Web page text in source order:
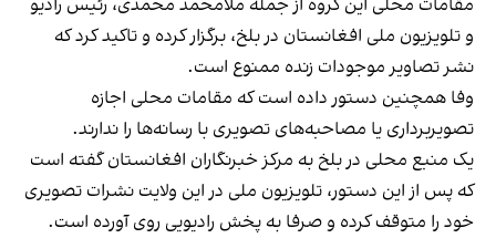
مقامات محلی این گروه از جمله ملامحمد محمدی، رئیس رادیو
و تلویزیون ملی افغانستان در بلخ، برگزار کرده و تاکید کرد که
نشر تصاویر موجودات زنده ممنوع است.
وفا همچنین دستور داده است که مقامات محلی اجازه
تصویربرداری یا مصاحبه‌های تصویری با رسانه‌ها را ندارند.
یک منبع محلی در بلخ به مرکز خبرنگاران افغانستان گفته است
که پس از این دستور، تلویزیون ملی در این ولایت نشرات تصویری
خود را متوقف کرده و صرفا به پخش رادیویی روی آورده است.